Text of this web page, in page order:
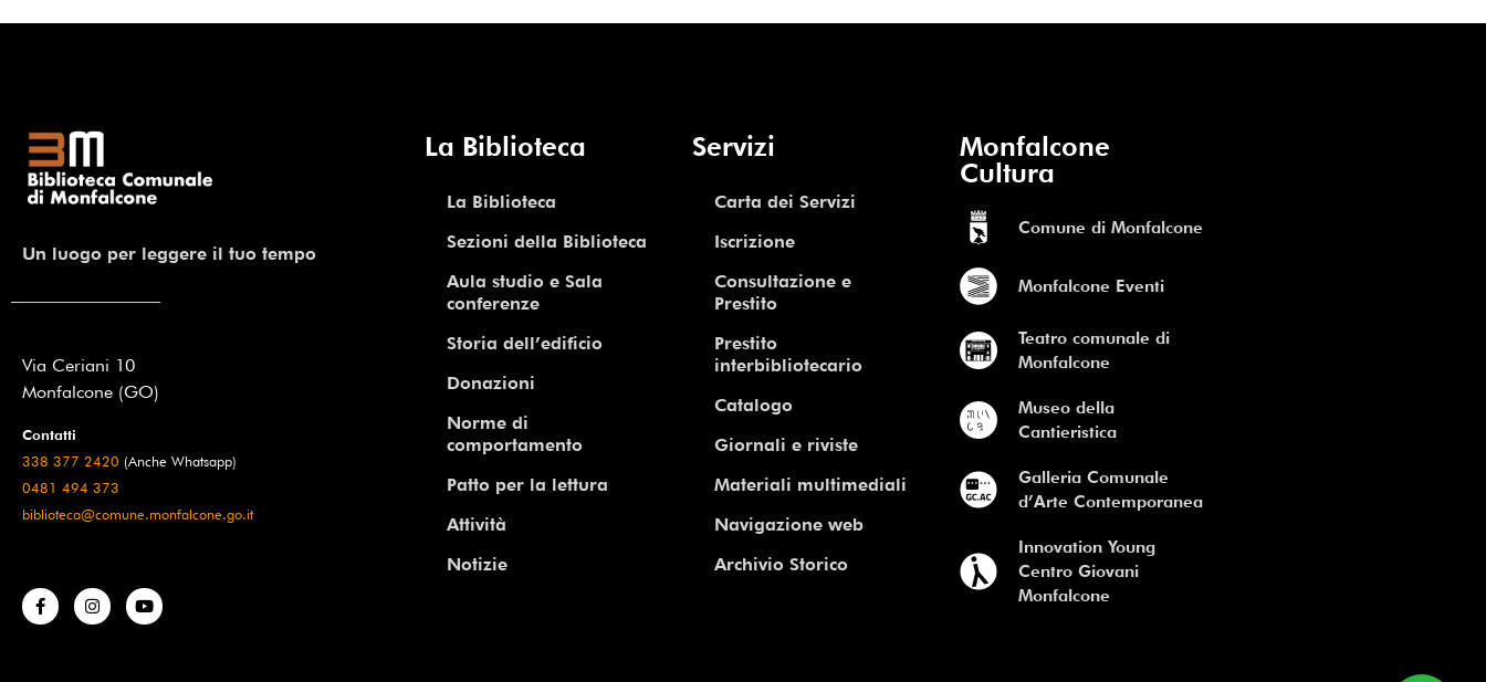
Un luogo per leggere il tuo tempo
Via Ceriani 10
Monfalcone (GO)
Contatti
338 377 2420 (Anche Whatsapp)
0481 494 373
biblioteca@comune.monfalcone.go.it
La Biblioteca
La Biblioteca
Sezioni della Biblioteca
Aula studio e Sala
conferenze
Storia dell’edificio
Donazioni
Norme di
comportamento
Patto per la lettura
Attività
Notizie
Servizi
Carta dei Servizi
Iscrizione
Consultazione e
Prestito
Prestito
interbibliotecario
Catalogo
Giornali e riviste
Materiali multimediali
Navigazione web
Archivio Storico
Monfalcone
Cultura
Comune di Monfalcone
Monfalcone Eventi
Teatro comunale di
Monfalcone
Museo della
Cantieristica
Galleria Comunale
d’Arte Contemporanea
Innovation Young
Centro Giovani
Monfalcone